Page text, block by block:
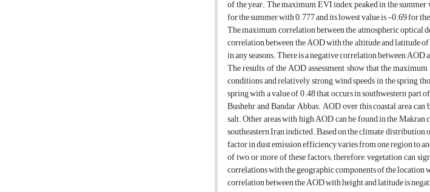
of the year. The maximum EVI index peaked in the
for the summer with 0.777 and its lowest value is -0.69 for
The maximum correlation between the atmospheric optical
correlation between the AOD with the altitude and latitude
in any seasons. There is a negative correlation between
The results of the AOD assessment show that the
conditions and relatively strong wind speeds in the spring
spring with a value of 0.48 that occurs in southwestern part
Bushehr and Bandar Abbas. AOD over this coastal area
salt. Other areas with high AOD can be found in the
southeastern Iran indicted. Based on the climate
factor in dust emission efficiency varies from one region to
of two or more of these factors; therefore, vegetation can
correlations with the geographic components of the location
correlation between the AOD with height and latitude is